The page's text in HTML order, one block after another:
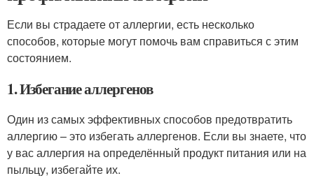
Если вы страдаете от аллергии, есть несколько
способов, которые могут помочь вам справиться с этим
состоянием.
1. Избегание аллергенов
Один из самых эффективных способов предотвратить
аллергию – это избегать аллергенов. Если вы знаете, что
у вас аллергия на определённый продукт питания или на
пыльцу, избегайте их.